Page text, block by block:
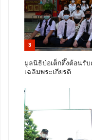
3
มูลนิธิป่อเต็กตึ๊งต้อนรั
เฉลิมพระเกียรติ